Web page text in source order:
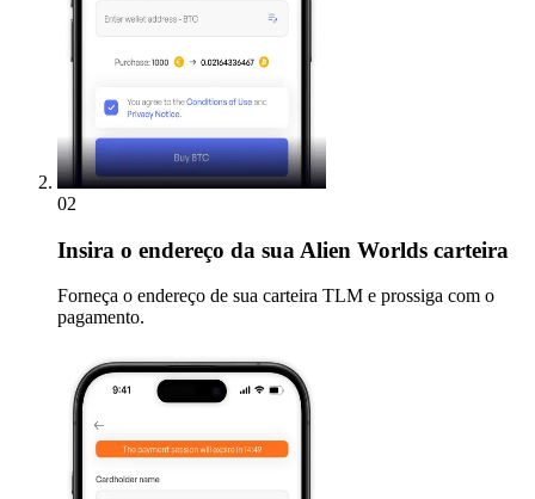
02
Insira o endereço da sua Alien Worlds carteira
Forneça o endereço de sua carteira TLM e prossiga com o
pagamento.